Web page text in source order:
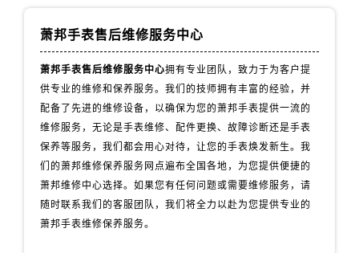
辽宁省丹东市振兴区七经街萧邦售后服务中心（需提前预约）
萧邦手表售后维修服务中心
萧邦手表售后维修服务中心拥有专业团队，致力于为客户提
供专业的维修和保养服务。我们的技师拥有丰富的经验，并
配备了先进的维修设备，以确保为您的萧邦手表提供一流的
维修服务，无论是手表维修、配件更换、故障诊断还是手表
保养等服务，我们都会用心对待，让您的手表焕发新生。我
们的萧邦维修保养服务网点遍布全国各地，为您提供便捷的
萧邦维修中心选择。如果您有任何问题或需要维修服务，请
随时联系我们的客服团队，我们将全力以赴为您提供专业的
萧邦手表维修保养服务。